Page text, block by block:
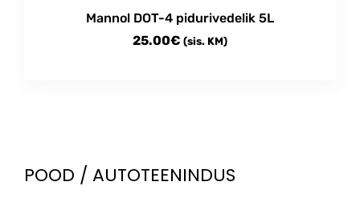
Mannol DOT-4 pidurivedelik 5L
25.00€ (sis. KM)
POOD / AUTOTEENINDUS